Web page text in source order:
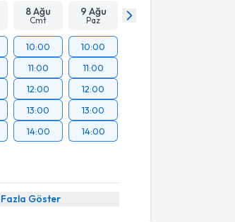
8 Ağu
Cmt
9 Ağu
Paz
10:00
11:00
12:00
13:00
14:00
10:00
11:00
12:00
13:00
14:00
Göster